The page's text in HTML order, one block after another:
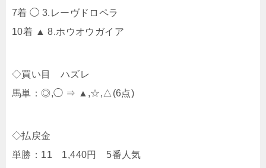
7着 ◯ 3.レーヴドロペラ
10着 ▲ 8.ホウオウガイア
◇買い目 ハズレ
馬単：◎,◯ ⇒ ▲,☆,△(6点)
◇払戻金
単勝：11 1,440円 5番人気